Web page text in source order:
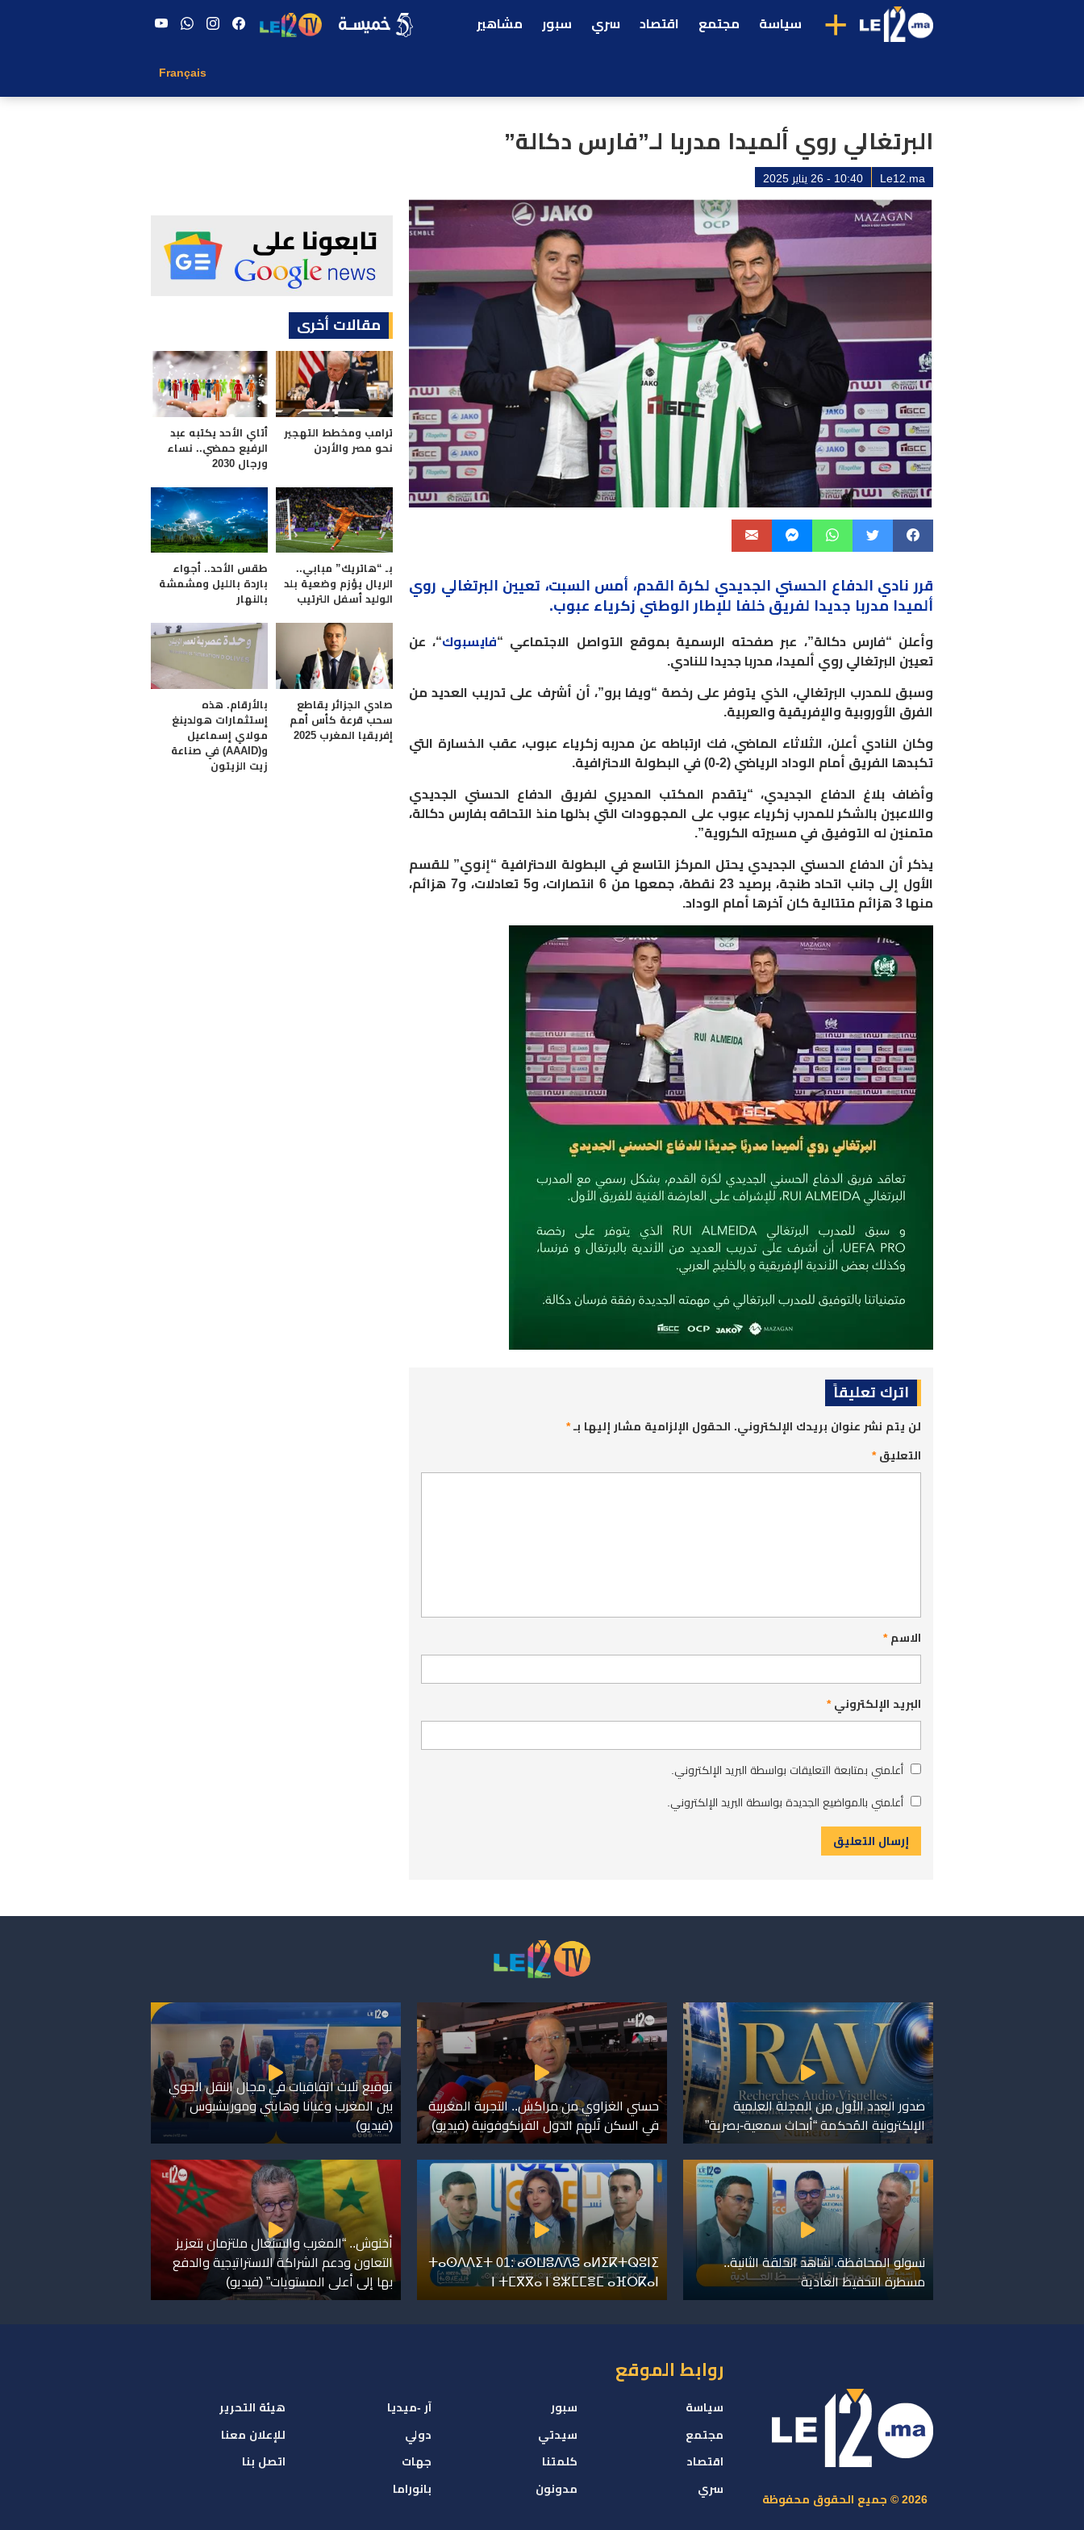
+ سياسة مجتمع اقتصاد سري سبور مشاهير
Français
البرتغالي روي ألميدا مدربا لـ”فارس دكالة”
Le12.ma 10:40 - 26 يناير 2025
قرر نادي الدفاع الحسني الجديدي لكرة القدم، أمس السبت، تعيين البرتغالي روي
ألميدا مدربا جديدا لفريق خلفا للإطار الوطني زكرياء عبوب.
وأعلن “فارس دكالة”، عبر صفحته الرسمية بموقع التواصل الاجتماعي “فايسبوك“، عن
تعيين البرتغالي روي ألميدا، مدربا جديدا للنادي.
وسبق للمدرب البرتغالي، الذي يتوفر على رخصة “ويفا برو”، أن أشرف على تدريب العديد من
الفرق الأوروبية والإفريقية والعربية.
وكان النادي أعلن، الثلاثاء الماضي، فك ارتباطه عن مدربه زكرياء عبوب، عقب الخسارة التي
تكبدها الفريق أمام الوداد الرياضي (2-0) في البطولة الاحترافية.
وأضاف بلاغ الدفاع الجديدي، “يتقدم المكتب المديري لفريق الدفاع الحسني الجديدي
واللاعبين بالشكر للمدرب زكرياء عبوب على المجهودات التي بذلها منذ التحاقه بفارس دكالة،
متمنين له التوفيق في مسيرته الكروية”.
يذكر أن الدفاع الحسني الجديدي يحتل المركز التاسع في البطولة الاحترافية “إنوي” للقسم
الأول إلى جانب اتحاد طنجة، برصيد 23 نقطة، جمعها من 6 انتصارات، و5 تعادلات، و7 هزائم،
منها 3 هزائم متتالية كان آخرها أمام الوداد.
اترك تعليقاً
لن يتم نشر عنوان بريدك الإلكتروني. الحقول الإلزامية مشار إليها بـ*
التعليق*
الاسم*
البريد الإلكتروني*
أعلمني بمتابعة التعليقات بواسطة البريد الإلكتروني.
أعلمني بالمواضيع الجديدة بواسطة البريد الإلكتروني.
مقالات أخرى
ترامب ومخطط التهجير
نحو مصر والأردن
أتاي الأحد يكتبه عبد
الرفيع حمضي.. نساء
ورجال 2030
بـ “هاتريك” مبابي..
الريال يؤزم وضعية بلد
الوليد أسفل الترتيب
طقس الأحد.. أجواء
باردة بالليل ومشمشة
بالنهار
صادي الجزائر يقاطع
سحب قرعة كأس أمم
إفريقيا المغرب 2025
بالأرقام. هذه
إستثمارات هولدينغ
مولاي إسماعيل
و(AAAID) في صناعة
زيت الزيتون
صدور العدد الأول من المجلة العلمية
الإلكترونية المُحكمة “أبحاث سمعية-بصرية”
حسني الغزاوي من مراكش.. التجربة المغربية
في السكن تُلهم الدول الفرنكوفونية (فيديو)
توقيع ثلاث اتفاقيات في مجال النقل الجوي
بين المغرب وغيانا وهايتي وموريشيوس
(فيديو)
نسولو المحافظة. شاهد الحلقة الثانية..
مسطرة التحفيظ العادية
ⵜⴰⵙⴷⴷⵉⵜ 01: ⴰⵙⵡⵓⴷⴷⵓ ⴰⵍⵉⴽⵜⵕⵓⵏⵉ
ⵏ ⵜⵎⴳⴳⴰ ⵏ ⵓⵣⵎⵎⴻⵎ ⴰⴼⵔⴽⴰⵏ
أخنوش.. “المغرب والسنغال ملتزمان بتعزيز
التعاون ودعم الشراكة الاستراتيجية والدفع
بها إلى أعلى المستويات” (فيديو)
2026 © جميع الحقوق محفوظة
روابط الموقع
سياسة
مجتمع
اقتصاد
سري
سبور
سيدتي
كلمتنا
مدونون
آر -ميديا
دولي
جهات
بانوراما
هيئة التحرير
للإعلان معنا
اتصل بنا